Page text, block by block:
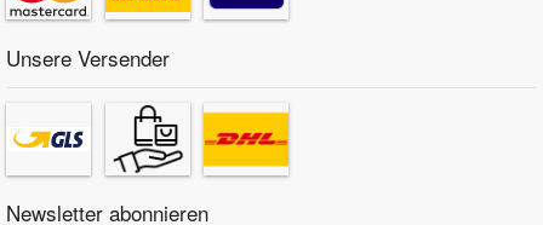
Unsere Versender
Newsletter abonnieren